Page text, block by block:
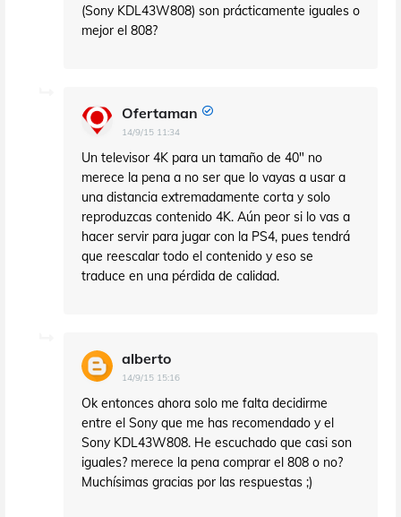
(Sony KDL43W808) son prácticamente iguales o
mejor el 808?
Ofertaman
14/9/15 11:34
Un televisor 4K para un tamaño de 40" no
merece la pena a no ser que lo vayas a usar a
una distancia extremadamente corta y solo
reproduzcas contenido 4K. Aún peor si lo vas a
hacer servir para jugar con la PS4, pues tendrá
que reescalar todo el contenido y eso se
traduce en una pérdida de calidad.
alberto
14/9/15 15:16
Ok entonces ahora solo me falta decidirme
entre el Sony que me has recomendado y el
Sony KDL43W808. He escuchado que casi son
iguales? merece la pena comprar el 808 o no?
Muchísimas gracias por las respuestas ;)